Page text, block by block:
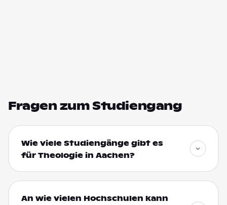
Fragen zum Studiengang
Wie viele Studiengänge gibt es
für Theologie in Aachen?
An wie vielen Hochschulen kann